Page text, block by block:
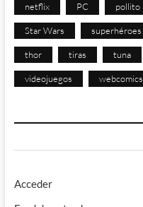
netflix PC pollito
Star Wars superhéroes
thor tiras tuna
videojuegos webcomics
Acceder